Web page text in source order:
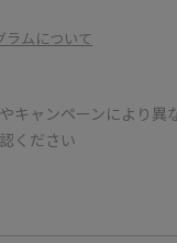
ラムについて
キャンペーンにより異
ください